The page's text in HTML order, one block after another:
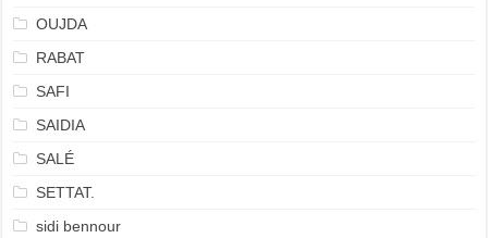
OUJDA
RABAT
SAFI
SAIDIA
SALÉ
SETTAT.
sidi bennour